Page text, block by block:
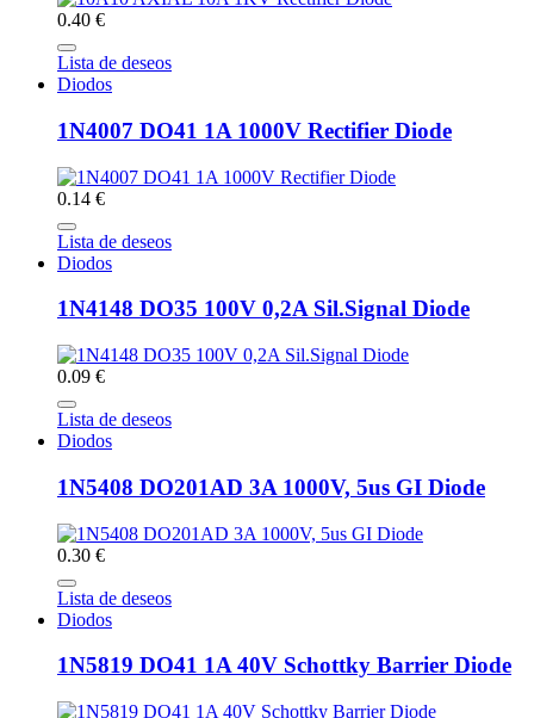
0.40 €
Lista de deseos
Diodos
1N4007 DO41 1A 1000V Rectifier Diode
0.14 €
Lista de deseos
Diodos
1N4148 DO35 100V 0,2A Sil.Signal Diode
0.09 €
Lista de deseos
Diodos
1N5408 DO201AD 3A 1000V, 5us GI Diode
0.30 €
Lista de deseos
Diodos
1N5819 DO41 1A 40V Schottky Barrier Diode